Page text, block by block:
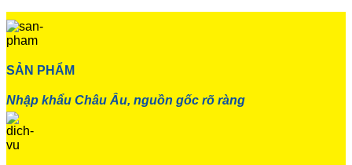
SẢN PHẨM
Nhập khẩu Châu Âu, nguồn gốc rõ ràng